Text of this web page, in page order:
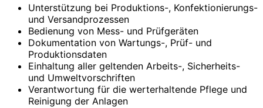
Unterstützung bei Produktions-, Konfektionierungs-
und Versandprozessen
Bedienung von Mess- und Prüfgeräten
Dokumentation von Wartungs-, Prüf- und
Produktionsdaten
Einhaltung aller geltenden Arbeits-, Sicherheits-
und Umweltvorschriften
Verantwortung für die werterhaltende Pflege und
Reinigung der Anlagen